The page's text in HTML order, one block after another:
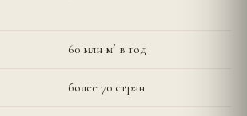
60 млн м² в год
более 70 стран